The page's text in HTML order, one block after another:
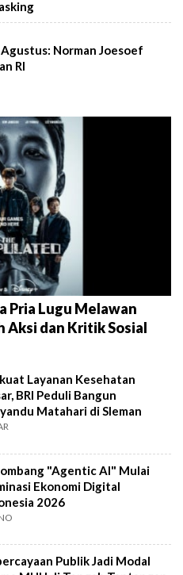
Norman Joesoef
RI
Pria Lugu Melawan
Aksi dan Kritik Sosial
Layanan Kesehatan
BRI Peduli Bangun
Matahari di Sleman
"Agentic AI" Mulai
Ekonomi Digital
2026
Publik Jadi Modal